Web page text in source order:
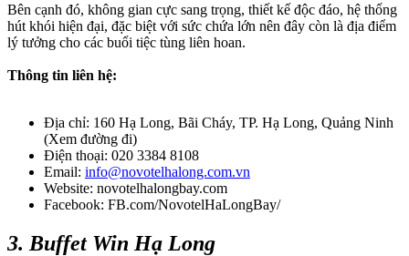
Bên cạnh đó, không gian cực sang trọng, thiết kế độc đáo, hệ thống
hút khói hiện đại, đặc biệt với sức chứa lớn nên đây còn là địa điểm
lý tưởng cho các buổi tiệc tùng liên hoan.
Thông tin liên hệ:
Địa chỉ: 160 Hạ Long, Bãi Cháy, TP. Hạ Long, Quảng Ninh
(Xem đường đi)
Điện thoại: 020 3384 8108
Email: info@novotelhalong.com.vn
Website: novotelhalongbay.com
Facebook: FB.com/NovotelHaLongBay/
3. Buffet Win Hạ Long